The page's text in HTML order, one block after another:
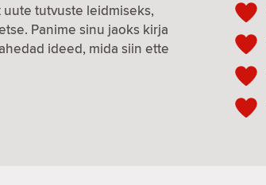
tutvuste leidmiseks,
Panime sinu jaoks kirja
ideed, mida siin ette